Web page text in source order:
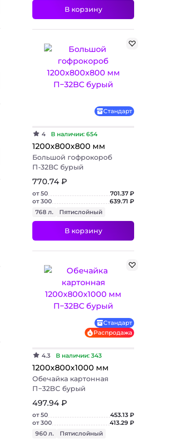
+ 3 фото
В корзину
Стандарт
4 В наличии: 654
1200х800х800 мм
Большой гофрокороб
П-32ВС бурый
770.74 ₽
от 50
701.37 ₽
от 300
639.71 ₽
768 л.
Пятислойный
В корзину
Стандарт
Распродажа
4.3 В наличии: 343
1200х800х1000 мм
Обечайка картонная
П−32BC бурый
497.94 ₽
от 50
453.13 ₽
от 300
413.29 ₽
960 л.
Пятислойный